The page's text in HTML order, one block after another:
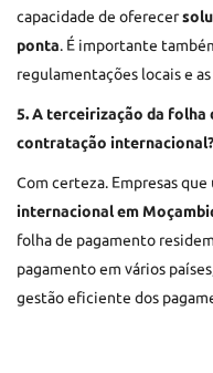
capacidade de oferecer
ponta. É importante
regulamentações locais e
5. A terceirização da folha
contratação internacional?
Com certeza. Empresas
internacional em
folha de pagamento
pagamento em vários
gestão eficiente dos